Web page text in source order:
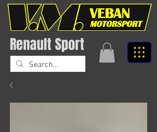
Renault Sport